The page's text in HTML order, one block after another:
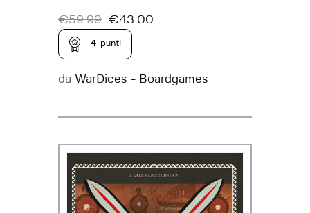
€59.99 €43.00
4 punti
da WarDices - Boardgames